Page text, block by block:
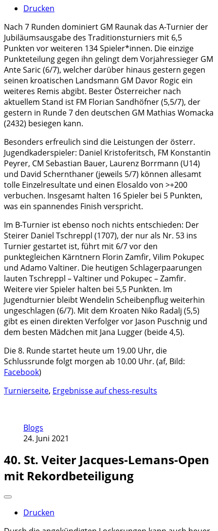
Drucken
Nach 7 Runden dominiert GM Raunak das A-Turnier der
Jubiläumsausgabe des Traditionsturniers mit 6,5
Punkten vor weiteren 134 Spieler*innen. Die einzige
Punkteteilung gegen ihn gelingt dem Vorjahressieger GM
Ante Saric (6/7), welcher darüber hinaus gestern gegen
seinen kroatischen Landsmann GM Davor Rogic ein
weiteres Remis abgibt. Bester Österreicher nach
aktuellem Stand ist FM Florian Sandhöfner (5,5/7), der
gestern in Runde 7 den deutschen GM Mathias Womacka
(2432) besiegen kann.
Besonders erfreulich sind die Leistungen der österr.
Jugendkaderspieler: Daniel Kristoferitsch, FM Konstantin
Peyrer, CM Sebastian Bauer, Laurenz Borrmann (U14)
und David Schernthaner (jeweils 5/7) können allesamt
tolle Einzelresultate und einen Elosaldo von >+200
verbuchen. Insgesamt halten 16 Spieler bei 5 Punkten,
was ein spannendes Finish verspricht.
Im B-Turnier ist ebenso noch nichts entschieden: Der
Steirer Daniel Tschreppl (1707), der nur als Nr. 53 ins
Turnier gestartet ist, führt mit 6/7 vor den
punktegleichen Kärntnern Florin Zamfir, Vilim Pokupec
und Adamo Valtiner. Die heutigen Schlagerpaarungen
lauten Tschreppl – Valtiner und Pokupec – Zamfir.
Weitere vier Spieler halten bei 5,5 Punkten. Im
Jugendturnier bleibt Wendelin Scheibenpflug weiterhin
ungeschlagen (6/7). Mit dem Kroaten Niko Radalj (5,5)
gibt es einen direkten Verfolger vor Jason Puschnig und
dem besten Mädchen mit Jana Lugger (beide 4,5).
Die 8. Runde startet heute um 19.00 Uhr, die
Schlussrunde folgt morgen ab 10.00 Uhr. (af, Bild:
Facebook)
Turnierseite, Ergebnisse auf chess-results
Blogs
24. Juni 2021
40. St. Veiter Jacques-Lemans-Open
mit Rekordbeteiligung
Drucken